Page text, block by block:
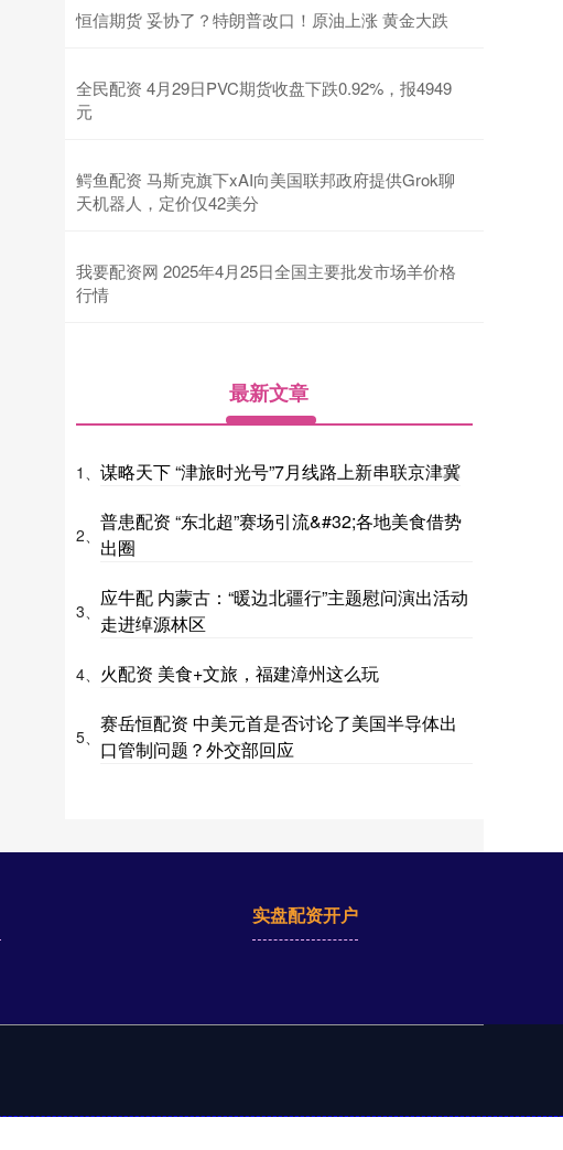
恒信期货 妥协了？特朗普改口！原油上涨 黄金大跌
全民配资 4月29日PVC期货收盘下跌0.92%，报4949
元
鳄鱼配资 马斯克旗下xAI向美国联邦政府提供Grok聊
天机器人，定价仅42美分
我要配资网 2025年4月25日全国主要批发市场羊价格
行情
最新文章
1、 谋略天下 “津旅时光号”7月线路上新串联京津冀
2、
普患配资 “东北超”赛场引流&#32;各地美食借势
出圈
3、
应牛配 内蒙古：“暖边北疆行”主题慰问演出活动
走进绰源林区
4、 火配资 美食+文旅，福建漳州这么玩
5、
赛岳恒配资 中美元首是否讨论了美国半导体出
口管制问题？外交部回应
实盘配资开户